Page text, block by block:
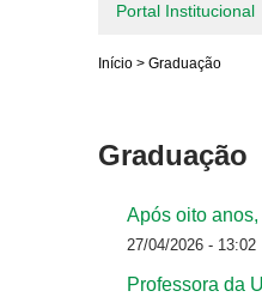
Portal Institucional
Início > Graduação
Graduação
Após oito
27/04/2026 - 13:02
Professora da